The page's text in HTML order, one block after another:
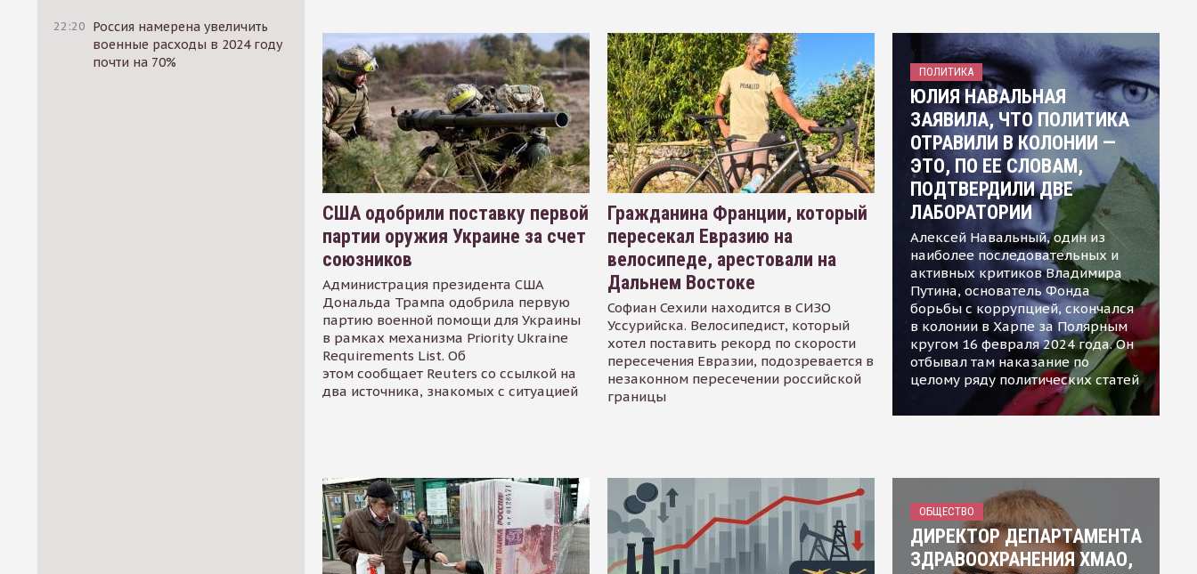
22:20 Россия намерена увеличить
военные расходы в 2024 году
почти на 70%
США одобрили поставку первой
партии оружия Украине за счет
союзников
Администрация президента США
Дональда Трампа одобрила первую
партию военной помощи для Украины
в рамках механизма Priority Ukraine
Requirements List. Об
этом сообщает Reuters со ссылкой на
два источника, знакомых с ситуацией
Гражданина Франции, который
пересекал Евразию на
велосипеде, арестовали на
Дальнем Востоке
Софиан Сехили находится в СИЗО
Уссурийска. Велосипедист, который
хотел поставить рекорд по скорости
пересечения Евразии, подозревается в
незаконном пересечении российской
границы
ПОЛИТИКА
ЮЛИЯ НАВАЛЬНАЯ
ЗАЯВИЛА, ЧТО ПОЛИТИКА
ОТРАВИЛИ В КОЛОНИИ —
ЭТО, ПО ЕЕ СЛОВАМ,
ПОДТВЕРДИЛИ ДВЕ
ЛАБОРАТОРИИ
Алексей Навальный, один из
наиболее последовательных и
активных критиков Владимира
Путина, основатель Фонда
борьбы с коррупцией, скончался
в колонии в Харпе за Полярным
кругом 16 февраля 2024 года. Он
отбывал там наказание по
целому ряду политических статей
ОБЩЕСТВО
ДИРЕКТОР ДЕПАРТАМЕНТА
ЗДРАВООХРАНЕНИЯ ХМАО,